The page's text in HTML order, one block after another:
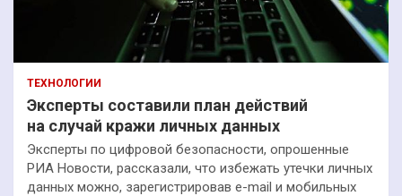
ТЕХНОЛОГИИ
Эксперты составили план действий
на случай кражи личных данных
Эксперты по цифровой безопасности, опрошенные
РИА Новости, рассказали, что избежать утечки личных
данных можно, зарегистрировав e-mail и мобильных